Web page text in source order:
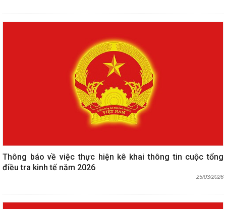
Thông báo về việc thực hiện kê khai thông tin cuộc tổng
điều tra kinh tế năm 2026
25/03/2026